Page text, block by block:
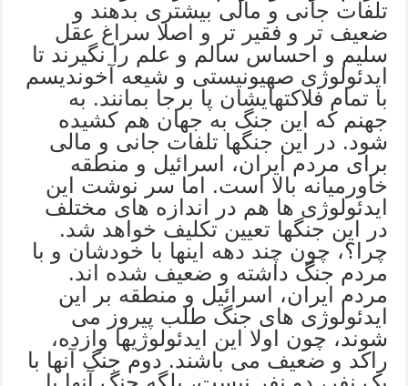
تلفات جانی و مالی بیشتری بدهند و
ضعیف تر و فقیر تر و اصلا سراغ عقل
سلیم و احساس سالم و علم را نگیرند تا
ایدئولوژی صهیونیستی و شیعه آخوندیسم
با تمام فلاکتهایشان پا برجا بمانند. به
جهنم که این جنگ به جهان هم کشیده
شود. در این جنگها تلفات جانی و مالی
برای مردم ایران، اسرائیل و منطقه
خاورمیانه بالا است. اما سر نوشت این
ایدئولوژی ها هم در اندازه های مختلف
در این جنگها تعیین تکلیف خواهد شد.
چرا؟، چون چند دهه اینها با خودشان و با
مردم جنگ داشته و ضعیف شده اند.
مردم ایران، اسرائیل و منطقه بر این
ایدئولوژی های جنگ طلب پیروز می
شوند، چون اولا این ایدئولوژیها وازده،
راکد و ضعیف می باشند. دوم جنگ آنها با